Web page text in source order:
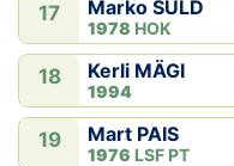
17 Marko SÜLD
1978 HOK
18 Kerli MÄGI
1994
19 Mart PAIS
1976 LSF PT